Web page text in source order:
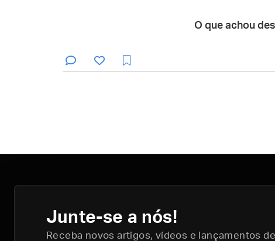
O que achou
Junte-se a nós!
Receba novos artigos, vídeos e lançamentos